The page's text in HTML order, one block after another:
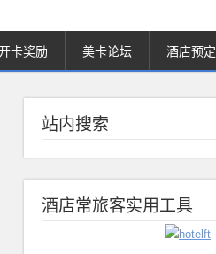
卡奖励 美卡论坛 酒店预定
站内搜索
酒店常旅客实用工具